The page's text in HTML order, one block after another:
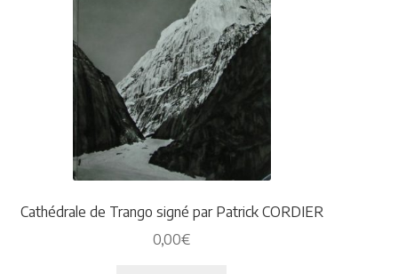
Cathédrale de Trango signé par Patrick CORDIER
0,00€